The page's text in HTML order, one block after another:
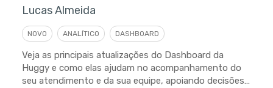
Lucas Almeida
NOVO ANALÍTICO DASHBOARD
Veja as principais atualizações do Dashboard da
Huggy e como elas ajudam no acompanhamento do
seu atendimento e da sua equipe, apoiando decisões